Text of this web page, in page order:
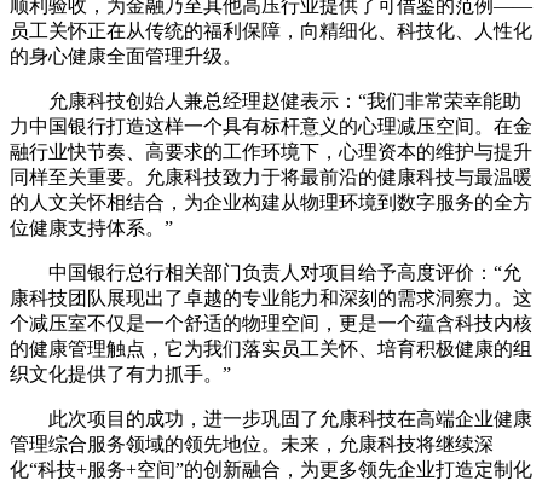
顺利验收，为金融乃至其他高压行业提供了可借鉴的范例——
员工关怀正在从传统的福利保障，向精细化、科技化、人性化
的身心健康全面管理升级。
允康科技创始人兼总经理赵健表示：“我们非常荣幸能助
力中国银行打造这样一个具有标杆意义的心理减压空间。在金
融行业快节奏、高要求的工作环境下，心理资本的维护与提升
同样至关重要。允康科技致力于将最前沿的健康科技与最温暖
的人文关怀相结合，为企业构建从物理环境到数字服务的全方
位健康支持体系。”
中国银行总行相关部门负责人对项目给予高度评价：“允
康科技团队展现出了卓越的专业能力和深刻的需求洞察力。这
个减压室不仅是一个舒适的物理空间，更是一个蕴含科技内核
的健康管理触点，它为我们落实员工关怀、培育积极健康的组
织文化提供了有力抓手。”
此次项目的成功，进一步巩固了允康科技在高端企业健康
管理综合服务领域的领先地位。未来，允康科技将继续深
化“科技+服务+空间”的创新融合，为更多领先企业打造定制化